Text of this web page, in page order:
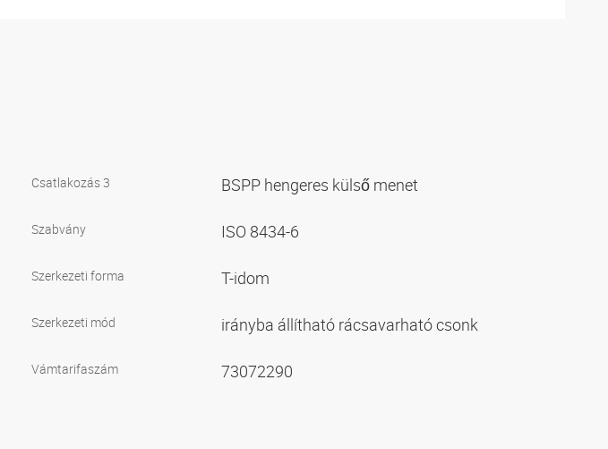
Csatlakozás 3 BSPP hengeres külső menet
Szabvány ISO 8434-6
Szerkezeti forma T-idom
Szerkezeti mód irányba állítható rácsavarható csonk
Vámtarifaszám 73072290